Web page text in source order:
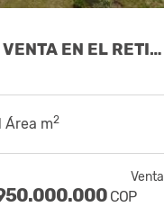
CASA EN PARCELACIÓN PARA VENTA EN EL RETIRO- RURAL
m2
Venta
COP